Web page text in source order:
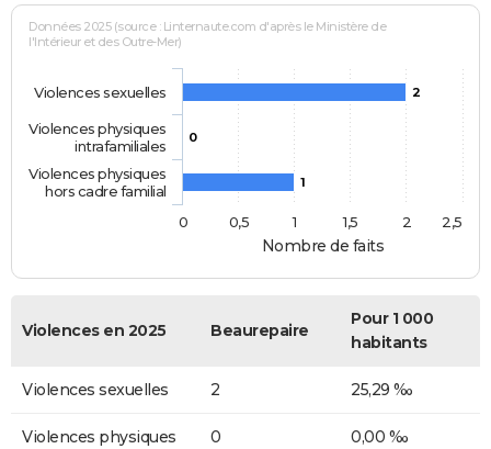
Nombre de faits
Données 2025 (source : Linternaute.com d'après le Ministère de
l'Intérieur et des Outre-Mer)
2
0
1
Violences sexuelles
Violences physiques
intrafamiliales
Violences physiques
hors cadre familial
0
0,5 1 1,5 2 2,5
Violences en 2025 Beaurepaire
Pour 1 000
habitants
Violences sexuelles 2 25,29 ‰
Violences physiques
0 0,00 ‰